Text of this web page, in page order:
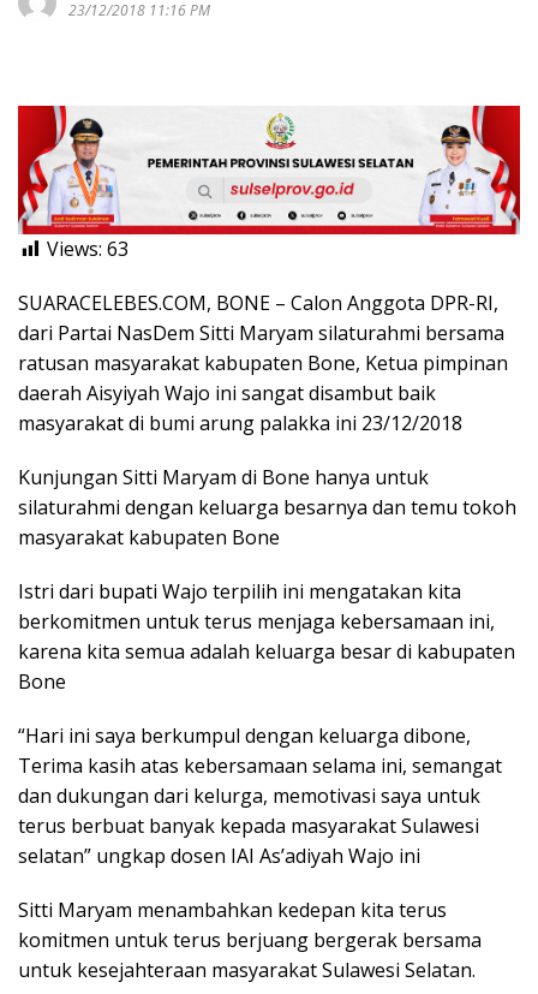
23/12/2018 11:16 PM
Views: 63
SUARACELEBES.COM, BONE – Calon Anggota DPR-RI,
dari Partai NasDem Sitti Maryam silaturahmi bersama
ratusan masyarakat kabupaten Bone, Ketua pimpinan
daerah Aisyiyah Wajo ini sangat disambut baik
masyarakat di bumi arung palakka ini 23/12/2018
Kunjungan Sitti Maryam di Bone hanya untuk
silaturahmi dengan keluarga besarnya dan temu tokoh
masyarakat kabupaten Bone
Istri dari bupati Wajo terpilih ini mengatakan kita
berkomitmen untuk terus menjaga kebersamaan ini,
karena kita semua adalah keluarga besar di kabupaten
Bone
“Hari ini saya berkumpul dengan keluarga dibone,
Terima kasih atas kebersamaan selama ini, semangat
dan dukungan dari kelurga, memotivasi saya untuk
terus berbuat banyak kepada masyarakat Sulawesi
selatan” ungkap dosen IAI As’adiyah Wajo ini
Sitti Maryam menambahkan kedepan kita terus
komitmen untuk terus berjuang bergerak bersama
untuk kesejahteraan masyarakat Sulawesi Selatan.